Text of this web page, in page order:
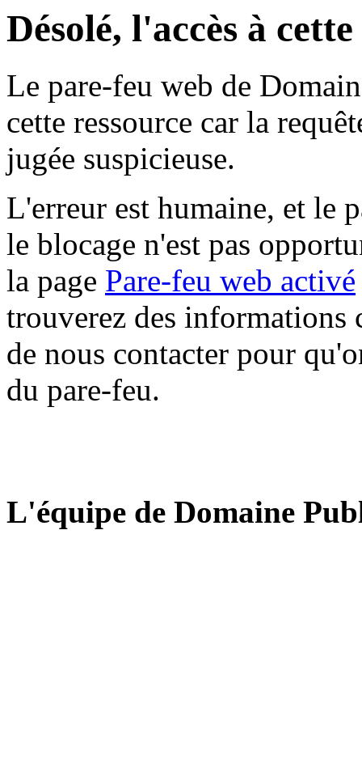
Désolé, l'accès à
Le pare-feu web de
cette ressource car la
jugée suspicieuse.
L'erreur est humaine, et le
le blocage n'est pas
la page Pare-feu web activé
trouverez des informations
de nous contacter pour
du pare-feu.
L'équipe de Domaine